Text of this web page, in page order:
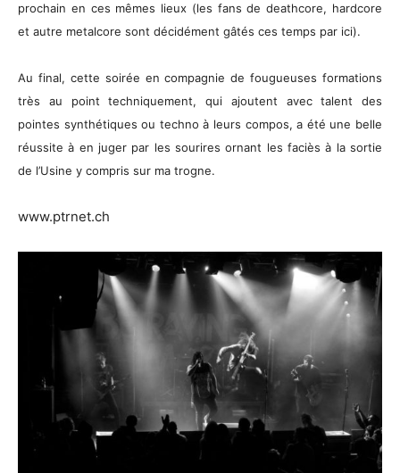
prochain en ces mêmes lieux (les fans de deathcore, hardcore
et autre metalcore sont décidément gâtés ces temps par ici).
Au final, cette soirée en compagnie de fougueuses formations
très au point techniquement, qui ajoutent avec talent des
pointes synthétiques ou techno à leurs compos, a été une belle
réussite à en juger par les sourires ornant les faciès à la sortie
de l’Usine y compris sur ma trogne.
www.ptrnet.ch